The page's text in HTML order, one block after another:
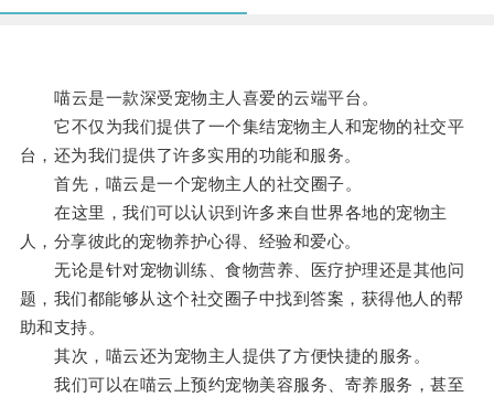
喵云是一款深受宠物主人喜爱的云端平台。
它不仅为我们提供了一个集结宠物主人和宠物的社交平
台，还为我们提供了许多实用的功能和服务。
首先，喵云是一个宠物主人的社交圈子。
在这里，我们可以认识到许多来自世界各地的宠物主
人，分享彼此的宠物养护心得、经验和爱心。
无论是针对宠物训练、食物营养、医疗护理还是其他问
题，我们都能够从这个社交圈子中找到答案，获得他人的帮
助和支持。
其次，喵云还为宠物主人提供了方便快捷的服务。
我们可以在喵云上预约宠物美容服务、寄养服务，甚至